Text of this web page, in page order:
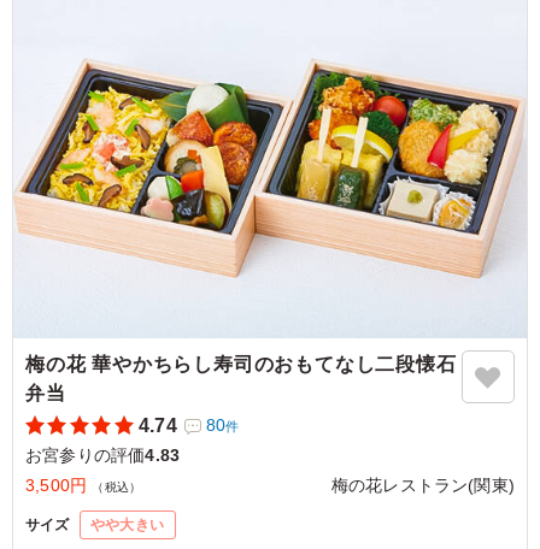
ご利用シーン：お祝い ›お宮参り
埼玉県越谷市越ケ谷2025/10/28
梅の花 華やかちらし寿司のおもてなし二段懐石
弁当
4.74
80件
お宮参りの評価4.83
3,500円
（税込） 梅の花レストラン(関東)
サイズ やや大きい